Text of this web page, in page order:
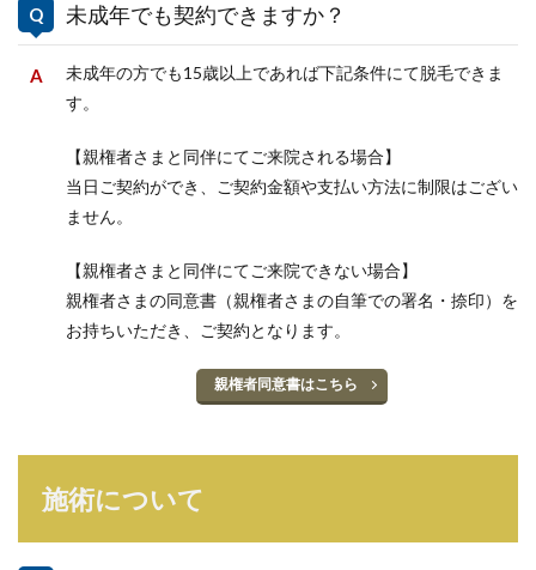
未成年でも契約できますか？
未成年の方でも15歳以上であれば下記条件にて脱毛できま
す。
【親権者さまと同伴にてご来院される場合】
当日ご契約ができ、ご契約金額や支払い方法に制限はござい
ません。
【親権者さまと同伴にてご来院できない場合】
親権者さまの同意書（親権者さまの自筆での署名・捺印）を
お持ちいただき、ご契約となります。
親権者同意書はこちら
施術について